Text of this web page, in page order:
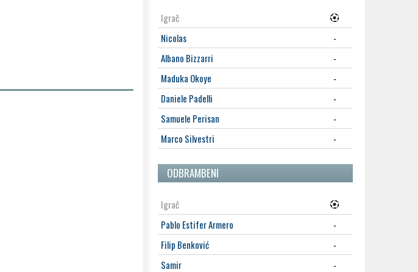
Igrač
Nicolas
-
Albano Bizzarri
-
Maduka Okoye
-
Daniele Padelli
-
Samuele Perisan
-
Marco Silvestri
-
ODBRAMBENI
Igrač
Pablo Estifer Armero
-
Filip Benković
-
Samir
-